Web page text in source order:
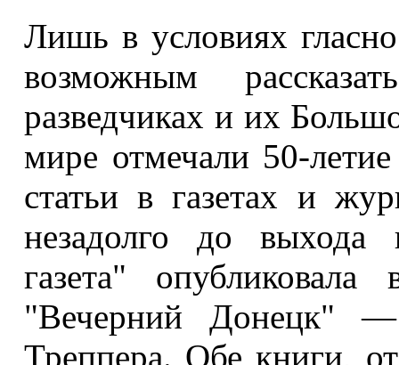
Лишь в условиях
возможным
разведчиках и их
мире отмечали 50-
статьи в газетах и
незадолго до выхода
газета"
"Вечерний Донецк"
Треппера. Обе книги,